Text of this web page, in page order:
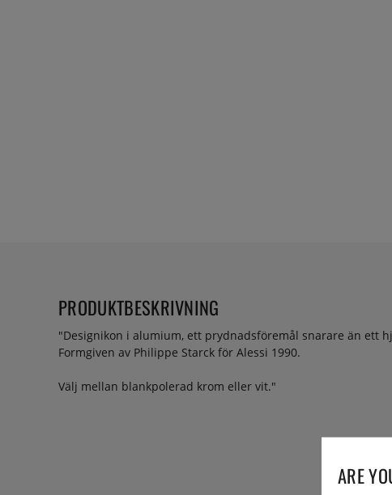
PRODUKTBESKRIVNING
"Designikon i alumium, ett prydnadsföremål snarare än ett
Formgiven av Philippe Starck för Alessi 1990.
Välj mellan blankpolerad krom eller vit."
ARE